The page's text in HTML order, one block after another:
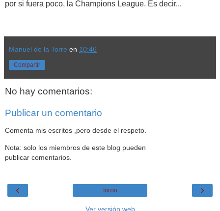
por si fuera poco, la Champions League. Es decir...
Manuel de la Torre en 10:46
Compartir
No hay comentarios:
Publicar un comentario
Comenta mis escritos ,pero desde el respeto.
Nota: solo los miembros de este blog pueden
publicar comentarios.
‹ ›
Inicio
Ver versión web